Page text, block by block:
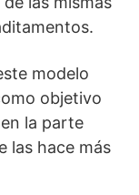
modelo
objetivo
la parte
las hace más